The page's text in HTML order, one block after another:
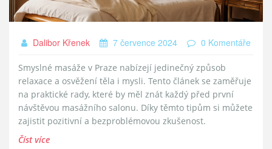
Dalibor Křenek 7 července 2024 0 Komentáře
Smyslné masáže v Praze nabízejí jedinečný způsob
relaxace a osvěžení těla i mysli. Tento článek se zaměřuje
na praktické rady, které by měl znát každý před první
návštěvou masážního salonu. Díky těmto tipům si můžete
zajistit pozitivní a bezproblémovou zkušenost.
Číst více